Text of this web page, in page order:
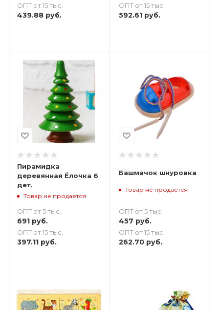
ОПТ от 15 тыс.
439.88 руб.
ОПТ от 15 тыс.
592.61руб.
Пирамидка
деревянная Ёлочка 6
дет.
Товар не продается
ОПТ от 5 тыс.
691 руб.
ОПТ от 15 тыс.
397.11 руб.
Башмачок шнуровка
Товар не продается
ОПТ от 5 тыс.
457 руб.
ОПТ от 15 тыс.
262.70руб.